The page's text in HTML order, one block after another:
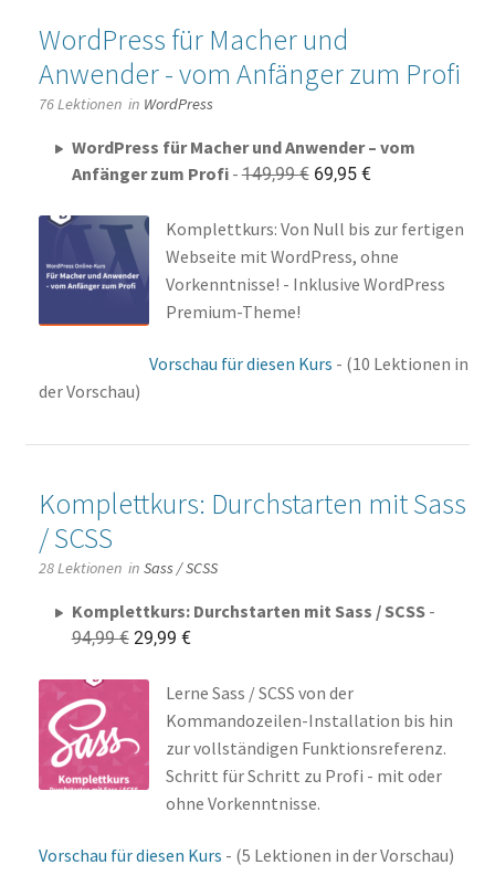
Datenschutzerklärung
Impressum
WordPress für Macher und
Anwender - vom Anfänger zum Profi
76 Lektionen in WordPress
WordPress für Macher und Anwender – vom
Anfänger zum Profi-149,99€ Ursprünglicher
war:
149,99 €
69,95 €Aktueller
ist:
69,95 €.
Komplettkurs: Von Null bis zur fertigen
Webseite mit WordPress, ohne
Vorkenntnisse! - Inklusive WordPress
Premium-Theme!
Vorschau für diesen Kurs - (10 Lektionen in
der Vorschau)
Komplettkurs: Durchstarten mit Sass
/ SCSS
28 Lektionen in Sass / SCSS
Komplettkurs: Durchstarten mit Sass / SCSS-
94,99€ Ursprünglicher
war:
94,99 €
29,99 €Aktueller
ist:
29,99 €.
Lerne Sass / SCSS von der
Kommandozeilen-Installation bis hin
zur vollständigen Funktionsreferenz.
Schritt für Schritt zu Profi - mit oder
ohne Vorkenntnisse.
Vorschau für diesen Kurs - (5 Lektionen in der Vorschau)